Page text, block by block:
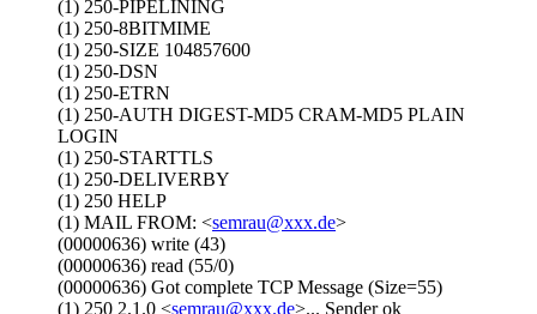
(1) 250-PIPELINING
(1) 250-8BITMIME
(1) 250-SIZE 104857600
(1) 250-DSN
(1) 250-ETRN
(1) 250-AUTH DIGEST-MD5 CRAM-MD5 PLAIN
LOGIN
(1) 250-STARTTLS
(1) 250-DELIVERBY
(1) 250 HELP
(1) MAIL FROM: <semrau@xxx.de>
(00000636) write (43)
(00000636) read (55/0)
(00000636) Got complete TCP Message (Size=55)
(1) 250 2.1.0 <semrau@xxx.de>... Sender ok